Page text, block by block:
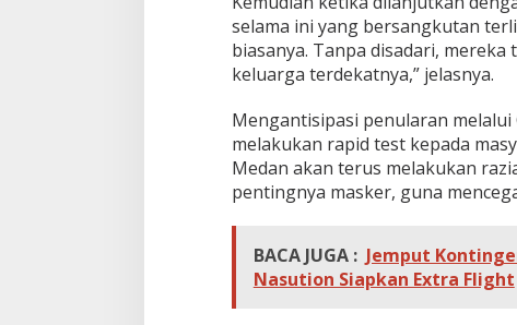
selama ini yang bersangkutan
biasanya. Tanpa disadari,
keluarga terdekatnya,” jelasnya.
Mengantisipasi penularan melalui
melakukan rapid test kepada
Medan akan terus melakukan
pentingnya masker, guna
BACA JUGA : Jemput
Nasution Siapkan Extra Flight